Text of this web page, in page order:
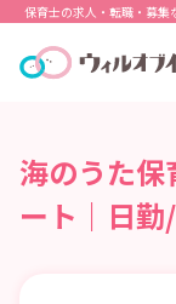
保育士の求人・転職・募集
海のうた
ート｜日